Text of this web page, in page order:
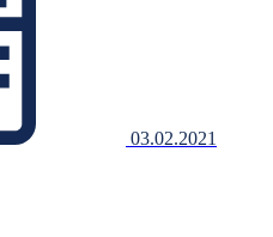
03.02.2021